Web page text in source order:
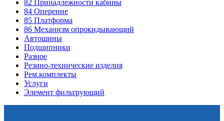
82 Принадлежности кабины
84 Оперение
85 Платформа
86 Механизм опрокидывающий
Автошины
Подшипники
Разное
Резино-технические изделия
Рем.комплекты
Услуги
Элемент фильтрующий